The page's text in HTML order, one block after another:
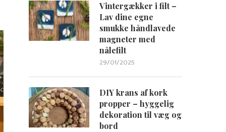
Vintergækker i filt –
Lav dine egne
smukke håndlavede
magneter med
nålefilt
29/01/2025
DIY krans af kork
propper – hyggelig
dekoration til væg og
bord